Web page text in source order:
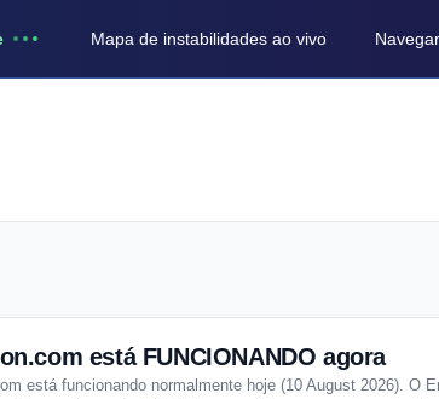
Mapa de instabilidades ao vivo
está FUNCIONANDO agora
está funcionando normalmente hoje (10 August 2026). O